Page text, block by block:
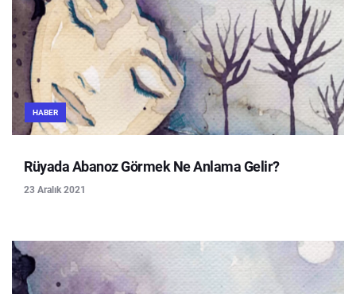
HABER
Rüyada Abanoz Görmek Ne Anlama Gelir?
23 Aralık 2021